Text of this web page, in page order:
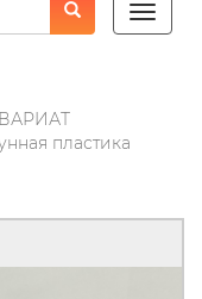
Toggle
пластика